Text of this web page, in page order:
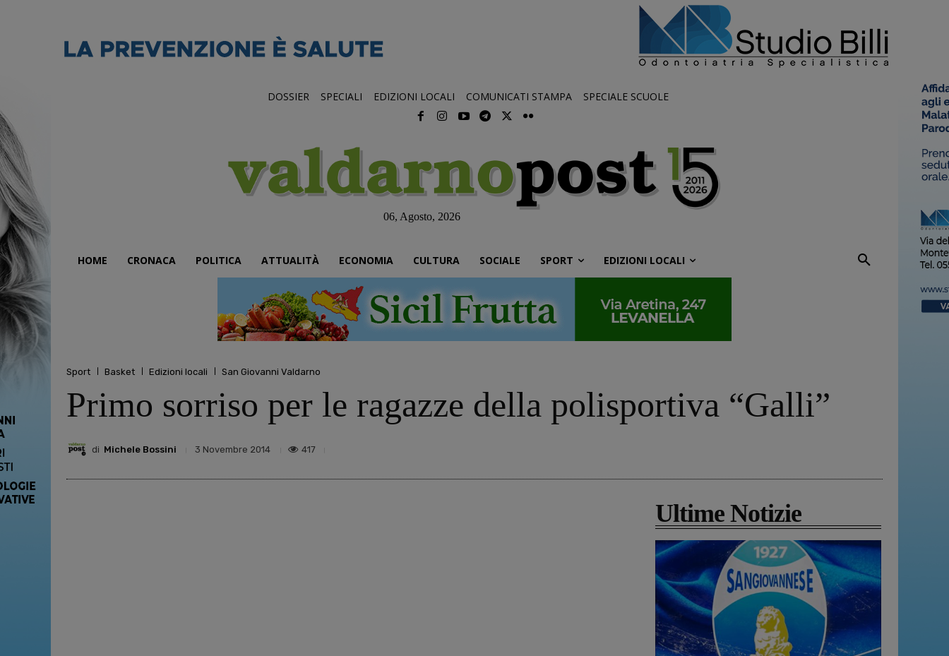
DOSSIER SPECIALI EDIZIONI LOCALI COMUNICATI STAMPA SPECIALE SCUOLE
06, Agosto, 2026
HOME CRONACA POLITICA ATTUALITÀ ECONOMIA CULTURA SOCIALE SPORT EDIZIONI LOCALI
Sport Basket Edizioni locali San Giovanni Valdarno
Primo sorriso per le ragazze della polisportiva “Galli”
di Michele Bossini 3 Novembre 2014 417
Ultime Notizie